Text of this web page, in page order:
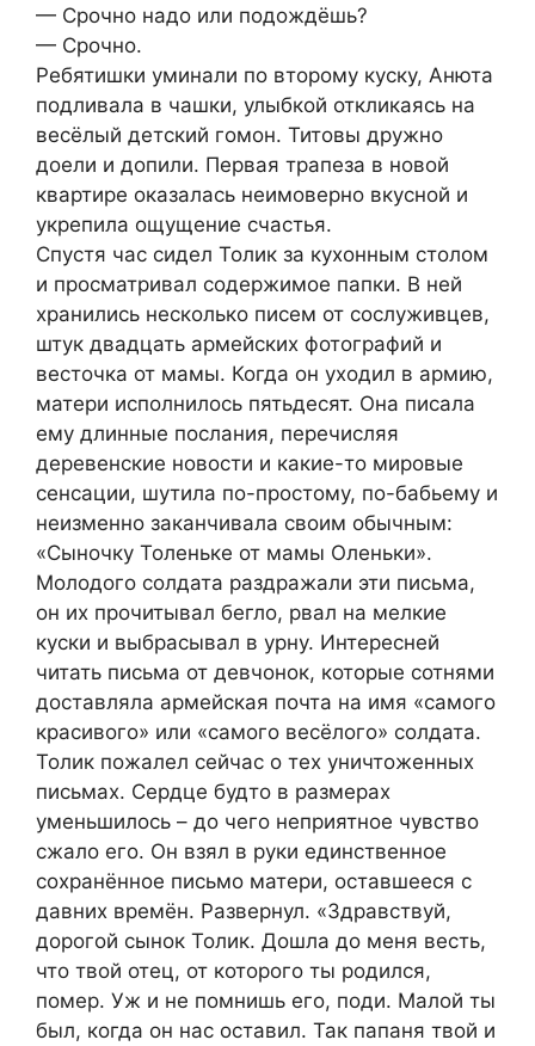
— Срочно надо или подождёшь?
— Срочно.
Ребятишки уминали по второму куску, Анюта
подливала в чашки, улыбкой откликаясь на
весёлый детский гомон. Титовы дружно
доели и допили. Первая трапеза в новой
квартире оказалась неимоверно вкусной и
укрепила ощущение счастья.
Спустя час сидел Толик за кухонным столом
и просматривал содержимое папки. В ней
хранились несколько писем от сослуживцев,
штук двадцать армейских фотографий и
весточка от мамы. Когда он уходил в армию,
матери исполнилось пятьдесят. Она писала
ему длинные послания, перечисляя
деревенские новости и какие-то мировые
сенсации, шутила по-простому, по-бабьему и
неизменно заканчивала своим обычным:
«Сыночку Толеньке от мамы Оленьки».
Молодого солдата раздражали эти письма,
он их прочитывал бегло, рвал на мелкие
куски и выбрасывал в урну. Интересней
читать письма от девчонок, которые сотнями
доставляла армейская почта на имя «самого
красивого» или «самого весёлого» солдата.
Толик пожалел сейчас о тех уничтоженных
письмах. Сердце будто в размерах
уменьшилось – до чего неприятное чувство
сжало его. Он взял в руки единственное
сохранённое письмо матери, оставшееся с
давних времён. Развернул. «Здравствуй,
дорогой сынок Толик. Дошла до меня весть,
что твой отец, от которого ты родился,
помер. Уж и не помнишь его, поди. Малой ты
был, когда он нас оставил. Так папаня твой и